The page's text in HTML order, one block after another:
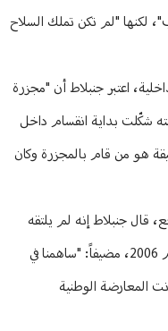
لكنها "لم تكن تملك السلاح
اعتبر جنبلاط أن "مجزرة
شكّلت بداية انقسام داخل
حبيقة هو من قام بالمجزرة وكان
قال جنبلاط إنه لم يلتقه
خلال الحرب، بل بعد خروجه من السجن عام 2006، مضيفاً: "ساهمنا في
المعارضة الوطنية